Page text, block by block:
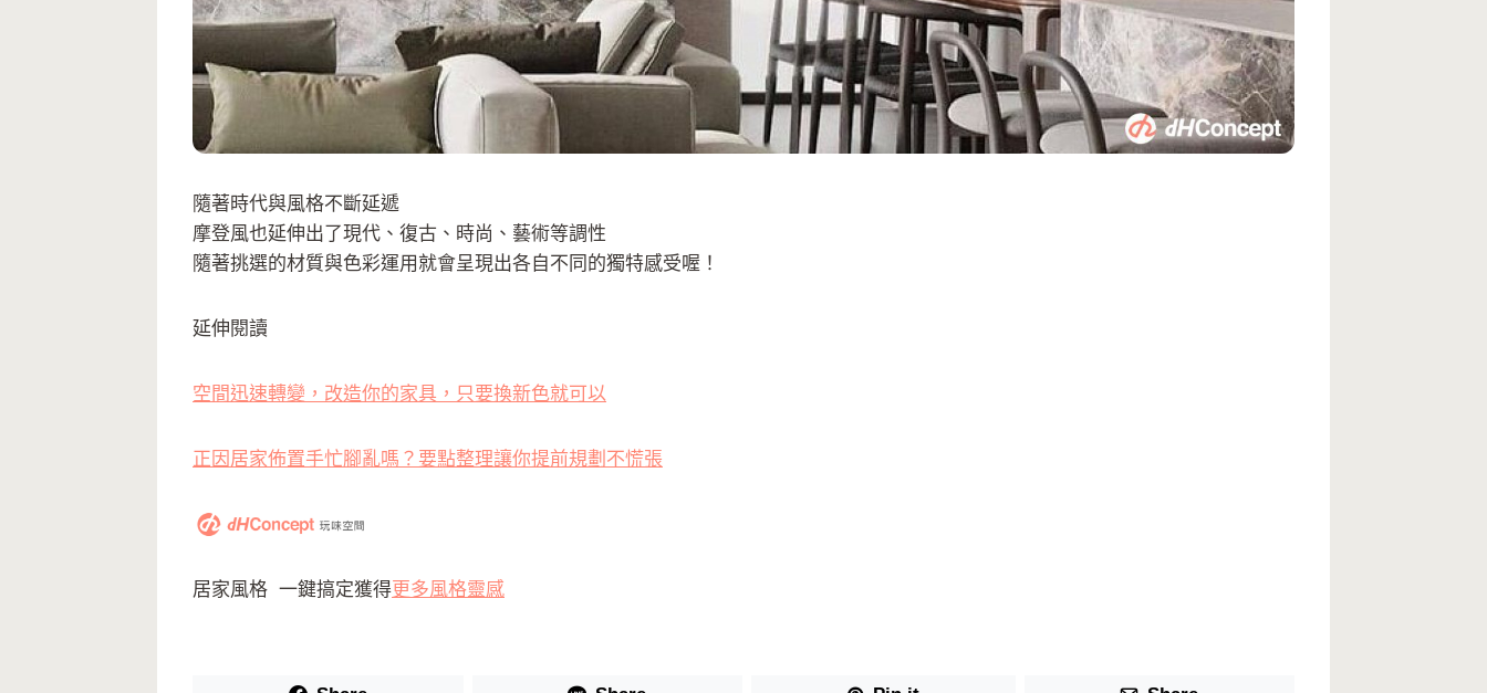
隨著時代與風格不斷延遞
摩登風也延伸出了現代、復古、時尚、藝術等調性
隨著挑選的材質與色彩運用就會呈現出各自不同的獨特感受喔！
延伸閱讀
空間迅速轉變，改造你的家具，只要換新色就可以
正因居家佈置手忙腳亂嗎？要點整理讓你提前規劃不慌張
居家風格 一鍵搞定獲得更多風格靈感